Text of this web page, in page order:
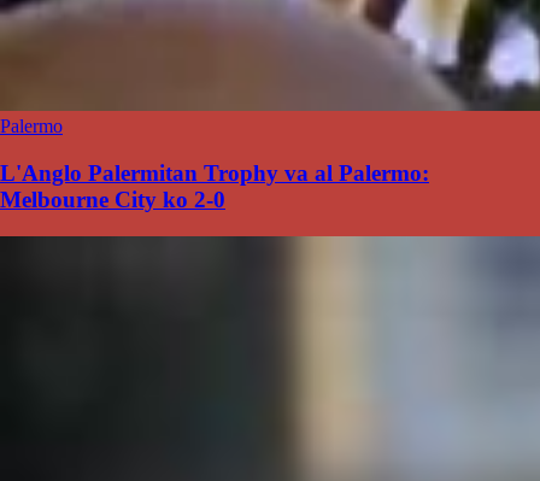
Palermo
L'Anglo Palermitan Trophy va al Palermo:
Melbourne City ko 2-0